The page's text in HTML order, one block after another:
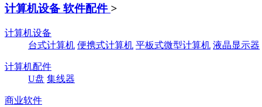
计算机设备 软件配件 >
计算机设备
台式计算机 便携式计算机 平板式微型计算机 液晶显示器
计算机配件
U盘 集线器
商业软件